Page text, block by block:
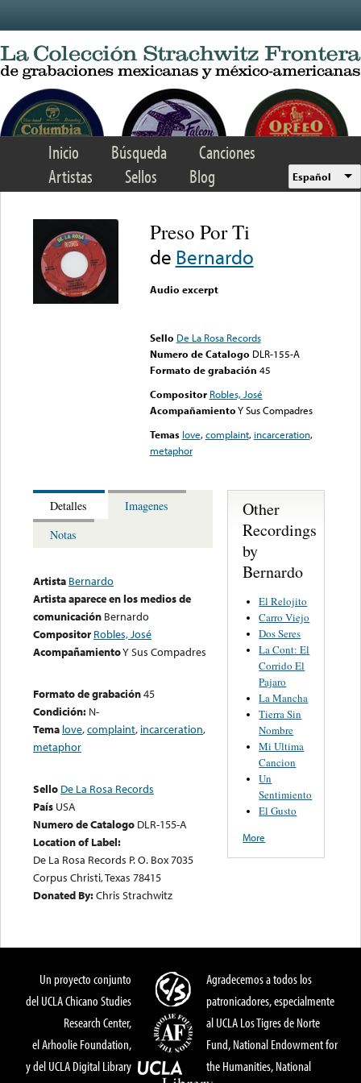
Inicio Búsqueda
Canciones
Artistas
Sellos Blog Español
Preso Por Ti
de Bernardo
Audio excerpt
Sello De La Rosa Records
Numero de Catalogo DLR-155-A
Formato de grabación 45
Compositor Robles, José
AcompañamientoY Sus Compadres
Temas love,complaint, incarceration,
metaphor
Detalles
Imagenes
Notas
Artista Bernardo
Artista aparece en los medios de
comunicación Bernardo
Compositor Robles, José
AcompañamientoY Sus Compadres
Formato de grabación45
Condición: N-
Tema love,complaint, incarceration,
metaphor
Sello De La Rosa Records
País USA
Numero de Catalogo DLR-155-A
Location of Label:
De La Rosa Records P. O. Box 7035
Corpus Christi, Texas 78415
Donated By:Chris Strachwitz
Other
Recordings
by
Bernardo
El Relojito
Carro Viejo
Dos Seres
La Cont: El
Corrido El
Pajaro
La Mancha
Tierra Sin
Nombre
Mi Ultima
Cancion
Un
Sentimiento
El Gusto
More
Un proyecto conjunto
del UCLA Chicano Studies
Research Center,
el Arhoolie Foundation,
y del UCLA Digital Library
Agradecemos a todos los
patronicadores, especialmente
al UCLA Los Tigres de Norte
Fund, National Endowment for
the Humanities, National